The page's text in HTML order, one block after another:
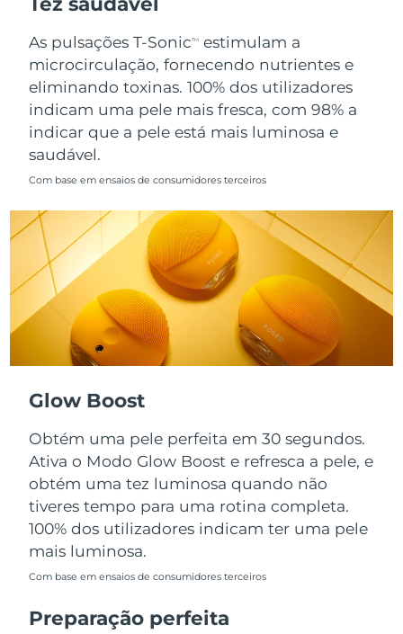
As pulsações T-SonicTM
estimulam a
microcirculação, fornecendo nutrientes e
eliminando toxinas. 100% dos utilizadores
indicam uma pele mais fresca, com 98% a
indicar que a pele está mais luminosa e
saudável.
Com base em ensaios de consumidores terceiros
Glow Boost
Obtém uma pele perfeita em 30 segundos.
Ativa o Modo Glow Boost e refresca a pele, e
obtém uma tez luminosa quando não
tiveres tempo para uma rotina completa.
100% dos utilizadores indicam ter uma pele
mais luminosa.
Com base em ensaios de consumidores terceiros
Preparação perfeita
Singapura Entrega prevista
Eslováquia
Eslovênia Entrega prevista 08.08.2026
África do Sul
Espanha Entrega prevista 08.08.2026
Suécia Entrega prevista 08.08.2026
Suíça Entrega prevista08.08.2026
Taiwan
Tailândia
Turquia Entrega prevista 09.08.2026
Emirados Árabes
Unidos
Entrega prevista09.08.2026
Reino Unido